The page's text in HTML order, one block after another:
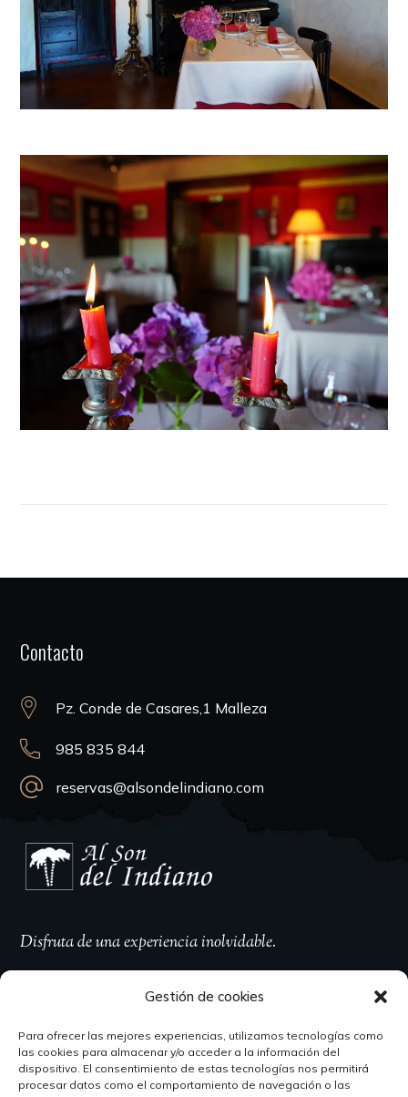
Gestión de cookies
Para ofrecer las mejores experiencias, utilizamos tecnologías como
las cookies para almacenar y/o acceder a la información del
dispositivo. El consentimiento de estas tecnologías nos permitirá
procesar datos como el comportamiento de navegación o las
Contacto
Pz. Conde de Casares,1 Malleza
985 835 844
reservas@alsondelindiano.com
Disfruta de una experiencia inolvidable.
Horario